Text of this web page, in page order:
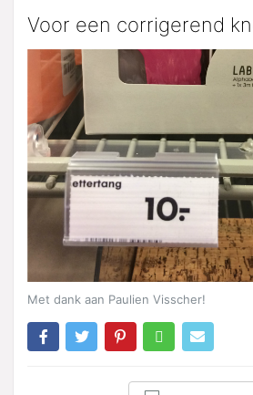
Voor een corrigerend
Met dank aan Paulien Visscher!